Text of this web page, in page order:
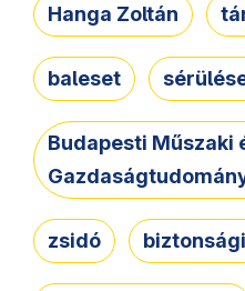
Hanga Zoltán
baleset
Budapesti Műszaki
zsidó